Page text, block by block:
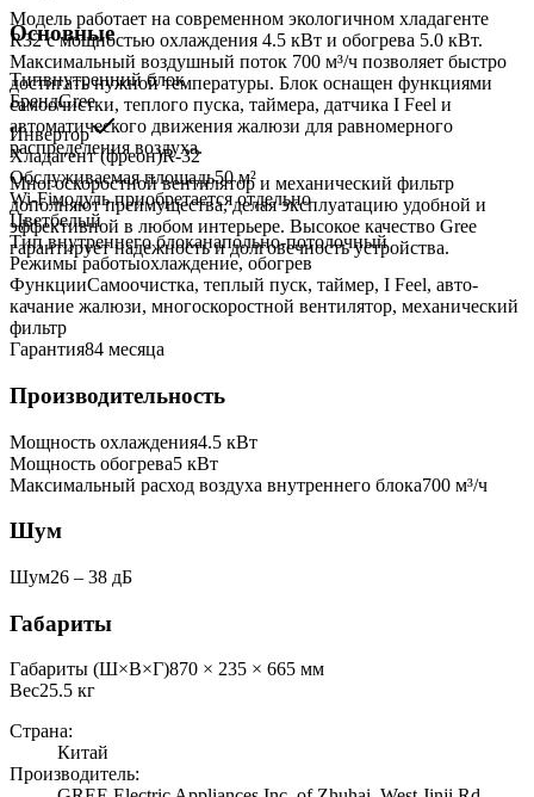
Модель работает на современном экологичном хладагенте
R32 с мощностью охлаждения 4.5 кВт и обогрева 5.0 кВт.
Максимальный воздушный поток 700 м³/ч позволяет быстро
достигать нужной температуры. Блок оснащен функциями
самоочистки, теплого пуска, таймера, датчика I Feel и
автоматического движения жалюзи для равномерного
распределения воздуха.
Многоскоростной вентилятор и механический фильтр
дополняют преимущества, делая эксплуатацию удобной и
эффективной в любом интерьере. Высокое качество Gree
гарантирует надежность и долговечность устройства.
Основные
Типвнутренний блок
БрендGree
Инвертор
Хладагент (фреон)R-32
Обслуживаемая площадь50м²
Wi-Fiмодуль приобретается отдельно
Цветбелый
Тип внутреннего блоканапольно-потолочный
Режимы работыохлаждение, обогрев
ФункцииСамоочистка, теплый пуск, таймер, I Feel, авто-
качание жалюзи, многоскоростной вентилятор, механический
фильтр
Гарантия84 месяца
Производительность
Мощность охлаждения4.5 кВт
Мощность обогрева5 кВт
Максимальный расход воздуха внутреннего блока700 м³/ч
Шум
Шум26 ‒ 38 дБ
Габариты
Габариты (Ш×В×Г)870 × 235 × 665 мм
Вес25.5 кг
Страна:
Китай
Производитель: